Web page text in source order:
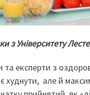
з Університету
та експерти з
худнути, але й